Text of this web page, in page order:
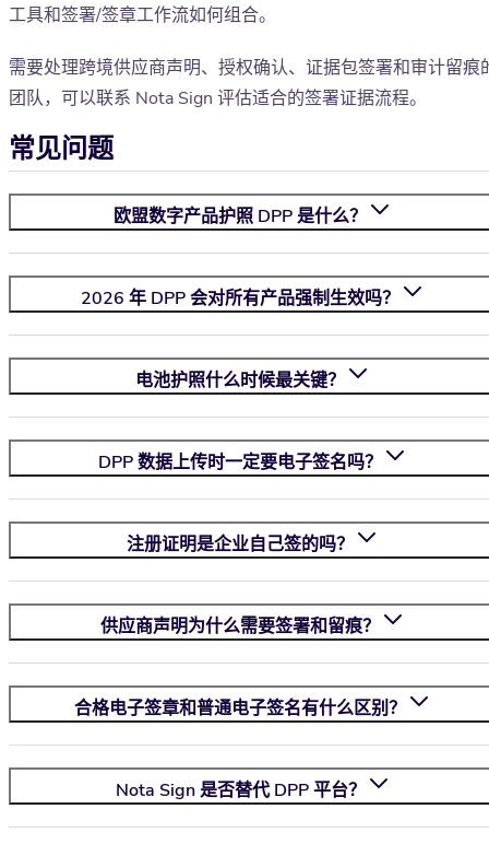
工具和签署/签章工作流如何组合。
需要处理跨境供应商声明、授权确认、证据包签署和审计留痕
团队，可以联系 Nota Sign 评估适合的签署证据流程。
常见问题
欧盟数字产品护照 DPP 是什么？
2026 年 DPP 会对所有产品强制生效吗？
电池护照什么时候最关键？
DPP 数据上传时一定要电子签名吗？
注册证明是企业自己签的吗？
供应商声明为什么需要签署和留痕？
合格电子签章和普通电子签名有什么区别？
Nota Sign是否替代 DPP 平台？